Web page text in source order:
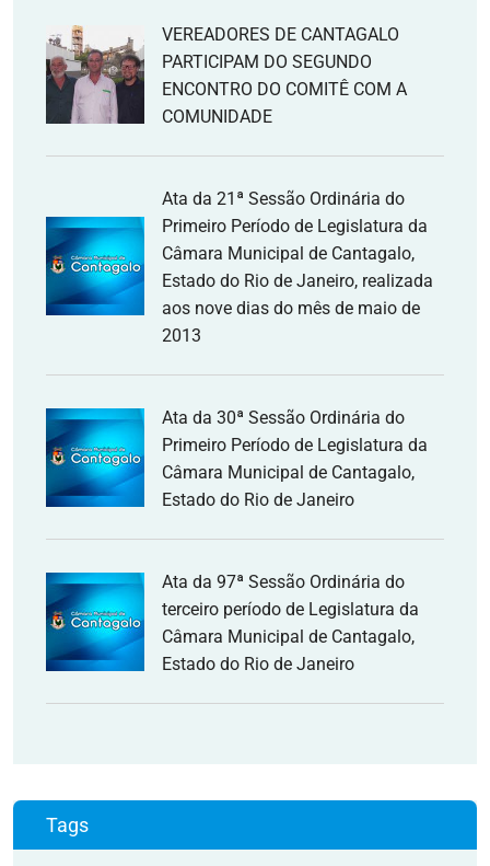
VEREADORES DE CANTAGALO
PARTICIPAM DO SEGUNDO
ENCONTRO DO COMITÊ COM A
COMUNIDADE
Ata da 21ª Sessão Ordinária do
Primeiro Período de Legislatura da
Câmara Municipal de Cantagalo,
Estado do Rio de Janeiro, realizada
aos nove dias do mês de maio de
2013
Ata da 30ª Sessão Ordinária do
Primeiro Período de Legislatura da
Câmara Municipal de Cantagalo,
Estado do Rio de Janeiro
Ata da 97ª Sessão Ordinária do
terceiro período de Legislatura da
Câmara Municipal de Cantagalo,
Estado do Rio de Janeiro
Tags